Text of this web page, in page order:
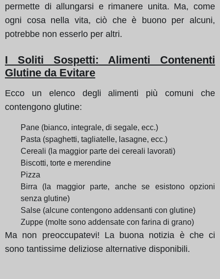
permette di allungarsi e rimanere unita. Ma, come
ogni cosa nella vita, ciò che è buono per alcuni,
potrebbe non esserlo per altri.
I Soliti Sospetti: Alimenti Contenenti
Glutine da Evitare
Ecco un elenco degli alimenti più comuni che
contengono glutine:
Pane (bianco, integrale, di segale, ecc.)
Pasta (spaghetti, tagliatelle, lasagne, ecc.)
Cereali (la maggior parte dei cereali lavorati)
Biscotti, torte e merendine
Pizza
Birra (la maggior parte, anche se esistono opzioni
senza glutine)
Salse (alcune contengono addensanti con glutine)
Zuppe (molte sono addensate con farina di grano)
Ma non preoccupatevi! La buona notizia è che ci
sono tantissime deliziose alternative disponibili.